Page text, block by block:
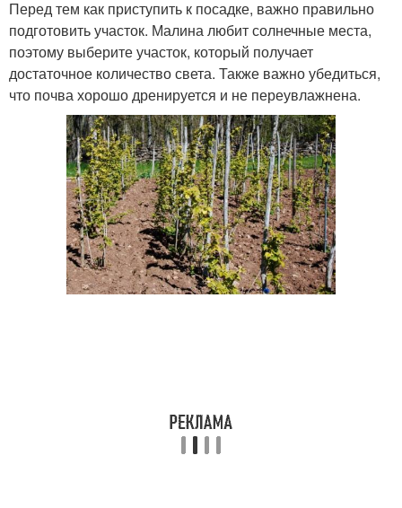
Перед тем как приступить к посадке, важно правильно
подготовить участок. Малина любит солнечные места,
поэтому выберите участок, который получает
достаточное количество света. Также важно убедиться,
что почва хорошо дренируется и не переувлажнена.